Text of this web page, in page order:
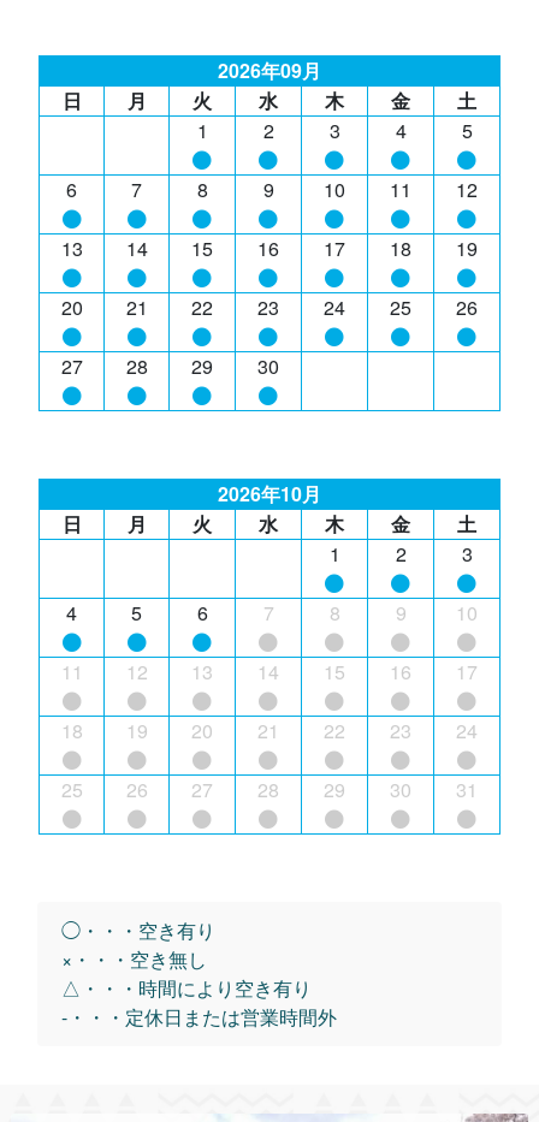
2026年09月
日
月 火 水 木 金
土
1
2 3 4 5
6 7 8 9 10 11 12
13 14 15 16 17 18 19
20 21 22 23 24 25 26
27 28 29 30
2026年10月
日
月 火 水 木 金
土
1
2 3
4 5 6 7 8 9 10
11 12 13 14 15 16 17
18 19 20 21 22 23 24
25 26 27 28 29 30 31
◯・・・空き有り
×・・・空き無し
△・・・時間により空き有り
-・・・定休日または営業時間外